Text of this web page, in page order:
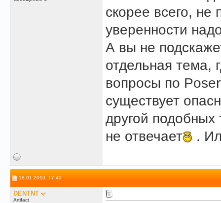
скорее всего, не
уверенности
А вы не
отдельная тема,
вопросы по
существует
другой подобных
не отвечает
.
18.01.2010, 17:49
DENTNT
Artifact